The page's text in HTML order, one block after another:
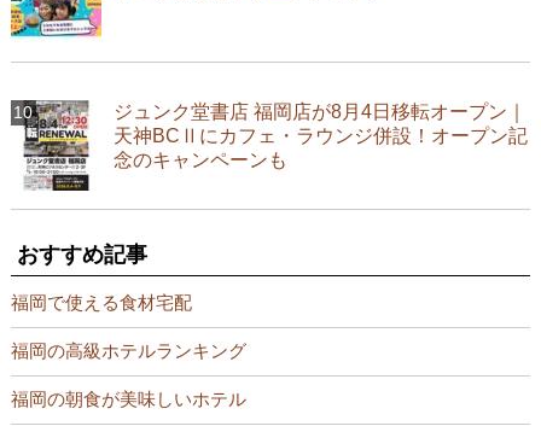
ジュンク堂書店 福岡店が8月4日移転オープン｜
天神BCⅡにカフェ・ラウンジ併設！オープン記
念のキャンペーンも
おすすめ記事
福岡で使える食材宅配
福岡の高級ホテルランキング
福岡の朝食が美味しいホテル